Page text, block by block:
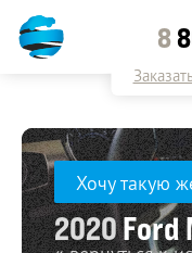
8
2020Ford
Хочу такую